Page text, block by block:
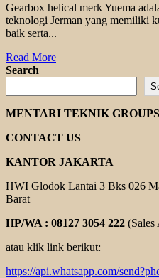
Gearbox helical merk Yuema
teknologi Jerman yang memiliki
baik serta...
Read MoreRead
HELICAL
GEAR
MOTOR
YUEMA
Search
MENTARI TEKNIK
CONTACT US
KANTOR JAKARTA
HWI Glodok Lantai 3 Bks 026
Barat
HP/WA : 08127 3054 222
atau klik link berikut:
https://api.whatsapp.com/